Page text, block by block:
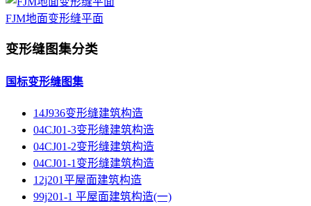
FJM地面变形缝平面
变形缝图集分类
国标变形缝图集
14J936变形缝建筑构造
04CJ01-3变形缝建筑构造
04CJ01-2变形缝建筑构造
04CJ01-1变形缝建筑构造
12j201平屋面建筑构造
99j201-1 平屋面建筑构造(一)